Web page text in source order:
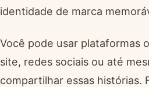
identidade de marca
Você pode usar plataformas
site, redes sociais ou até
compartilhar essas histórias.